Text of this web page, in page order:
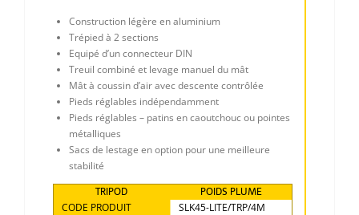
Construction légère en aluminium
Trépied à 2 sections
Equipé d’un connecteur DIN
Treuil combiné et levage manuel du mât
Mât à coussin d’air avec descente contrôlée
Pieds réglables indépendamment
Pieds réglables – patins en caoutchouc ou pointes
métalliques
Sacs de lestage en option pour une meilleure
stabilité
TRIPOD POIDS PLUME
CODE PRODUIT
SLK45-LITE/TRP/4M